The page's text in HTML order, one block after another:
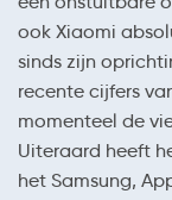
ook Xiaomi
sinds zijn
recente cijfers
momenteel de
Uiteraard heeft
het Samsung,